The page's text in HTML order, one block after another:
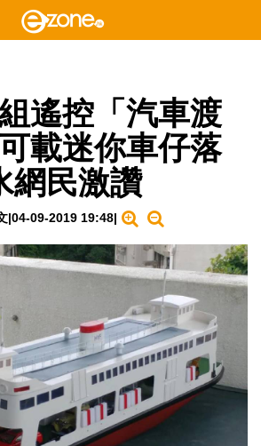
遙控「汽車渡
載迷你車仔落
網民激讚
|04-09-2019 19:48|